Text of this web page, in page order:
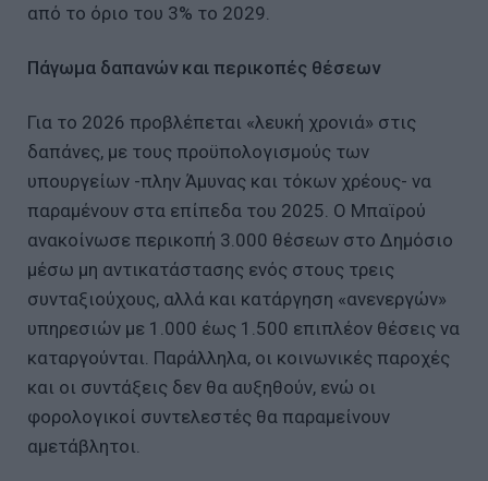
από το όριο του 3% το 2029.
Πάγωμα δαπανών και περικοπές θέσεων
Για το 2026 προβλέπεται «λευκή χρονιά» στις
δαπάνες, με τους προϋπολογισμούς των
υπουργείων -πλην Άμυνας και τόκων χρέους- να
παραμένουν στα επίπεδα του 2025. Ο Μπαϊρού
ανακοίνωσε περικοπή 3.000 θέσεων στο Δημόσιο
μέσω μη αντικατάστασης ενός στους τρεις
συνταξιούχους, αλλά και κατάργηση «ανενεργών»
υπηρεσιών με 1.000 έως 1.500 επιπλέον θέσεις να
καταργούνται. Παράλληλα, οι κοινωνικές παροχές
και οι συντάξεις δεν θα αυξηθούν, ενώ οι
φορολογικοί συντελεστές θα παραμείνουν
αμετάβλητοι.